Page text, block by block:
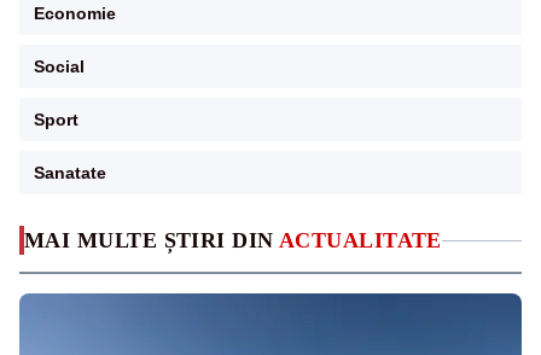
MAI MULTE ȘTIRI DIN ACTUALITATE
Economie
Social
Sport
Sanatate